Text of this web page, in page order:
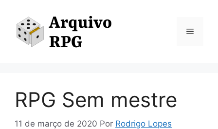
conteúdo
Menu
RPG Sem mestre
11 de março de 2020 Por Rodrigo Lopes